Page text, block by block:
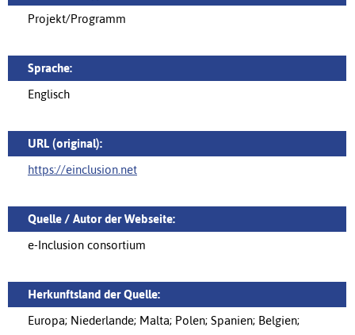
Projekt/Programm
Sprache:
Englisch
URL (original):
https://einclusion.net
Quelle / Autor der Webseite:
e-Inclusion consortium
Herkunftsland der Quelle:
Europa; Niederlande; Malta; Polen; Spanien; Belgien;